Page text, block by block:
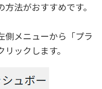
法がおすすめです。
側メニューから「プラ
ックします。